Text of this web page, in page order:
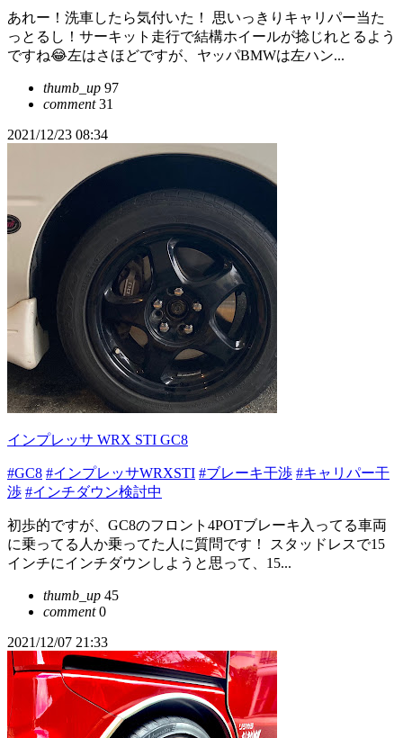
あれー！洗車したら気付いた！ 思いっきりキャリパー当た
っとるし！サーキット走行で結構ホイールが捻じれとるよう
ですね😂左はさほどですが、ヤッパBMWは左ハン...
thumb_up 97
comment31
2021/12/23 08:34
インプレッサ WRX STI GC8
#GC8 #インプレッサWRXSTI #ブレーキ干渉 #キャリパー干
渉 #インチダウン検討中
初歩的ですが、GC8のフロント4POTブレーキ入ってる車両
に乗ってる人か乗ってた人に質問です！ スタッドレスで15
インチにインチダウンしようと思って、15...
thumb_up 45
comment0
2021/12/07 21:33